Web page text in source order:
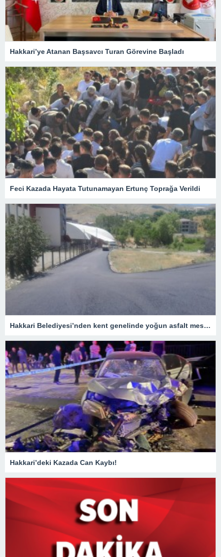
Hakkari’ye Atanan Başsavcı Turan Görevine Başladı
Feci Kazada Hayata Tutunamayan Ertunç Toprağa Verildi
Hakkari Belediyesi’nden kent genelinde yoğun asfalt mesaisi
Hakkari’deki Kazada Can Kaybı!